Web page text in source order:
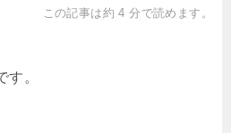
この記事は約 4 分で読めます。
す。